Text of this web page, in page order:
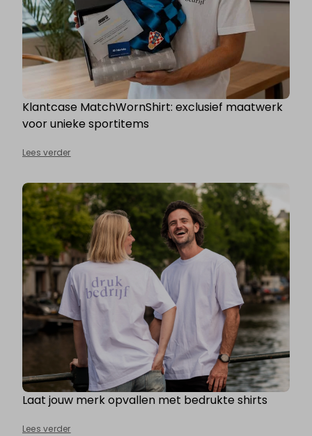
Klantcase MatchWornShirt: exclusief maatwerk
voor unieke sportitems
Lees verder
Laat jouw merk opvallen met bedrukte shirts
Lees verder